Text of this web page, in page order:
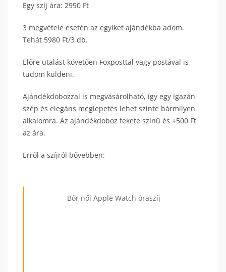
Egy szíj ára: 2990 Ft
3 megvétele esetén az egyiket ajándékba adom.
Tehát 5980 Ft/3 db.
Előre utalást követően Foxposttal vagy postával is
tudom küldeni.
Ajándékdobozzal is megvásárolható, így egy igazán
szép és elegáns meglepetés lehet szinte bármilyen
alkalomra. Az ajándékdoboz fekete színű és +500 Ft
az ára.
Erről a szíjról bővebben:
Bőr női Apple Watch óraszíj